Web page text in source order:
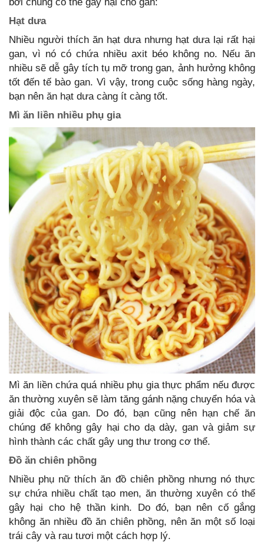
Hạt dưa
Nhiều người thích ăn hạt dưa nhưng hạt dưa lại rất hại
gan, vì nó có chứa nhiều axit béo không no. Nếu ăn
nhiều sẽ dễ gây tích tụ mỡ trong gan, ảnh hưởng không
tốt đến tế bào gan. Vì vậy, trong cuộc sống hàng ngày,
bạn nên ăn hạt dưa càng ít càng tốt.
Mì ăn liền nhiều phụ gia
Mì ăn liền chứa quá nhiều phụ gia thực phẩm nếu được
ăn thường xuyên sẽ làm tăng gánh nặng chuyển hóa và
giải độc của gan. Do đó, bạn cũng nên hạn chế ăn
chúng để không gây hại cho dạ dày, gan và giảm sự
hình thành các chất gây ung thư trong cơ thể.
Đồ ăn chiên phồng
Nhiều phụ nữ thích ăn đồ chiên phồng nhưng nó thực
sự chứa nhiều chất tạo men, ăn thường xuyên có thể
gây hại cho hệ thần kinh. Do đó, bạn nên cố gắng
không ăn nhiều đồ ăn chiên phồng, nên ăn một số loại
trái cây và rau tươi một cách hợp lý.